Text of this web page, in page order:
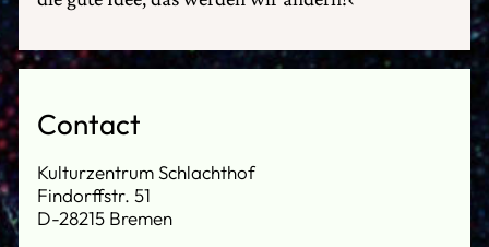
Contact
Kulturzentrum Schlachthof
Findorffstr. 51
D-28215 Bremen